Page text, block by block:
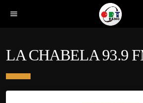
menu
LA CHABELA 93.9